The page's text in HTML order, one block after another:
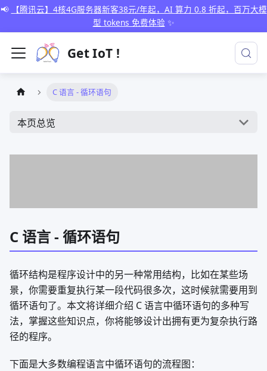
📢
【腾讯云】4核4G服务器新客38元/年起，AI 算力 0.8 折起，百万大模
型 tokens 免费体验 ✨
Get IoT !
C 语言 - 循环语句
本页总览
C 语言 - 循环语句
循环结构是程序设计中的另一种常用结构，比如在某些场
景，你需要重复执行某一段代码很多次，这时候就需要用到
循环语句了。本文将详细介绍 C 语言中循环语句的多种写
法，掌握这些知识点，你将能够设计出拥有更为复杂执行路
径的程序。
下面是大多数编程语言中循环语句的流程图：